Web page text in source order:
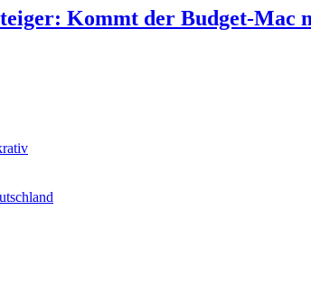
Kommt der Budget-Mac